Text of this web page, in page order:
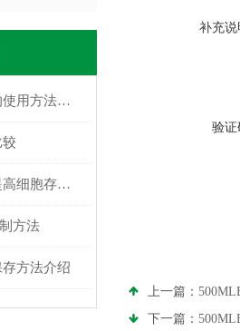
你知道无血清冻存液的使用方法吗？
较
无血清冻存液能有效提高细胞存活率和复苏活性
方法
方法介绍
补充说
验证
上一篇：
下一篇：